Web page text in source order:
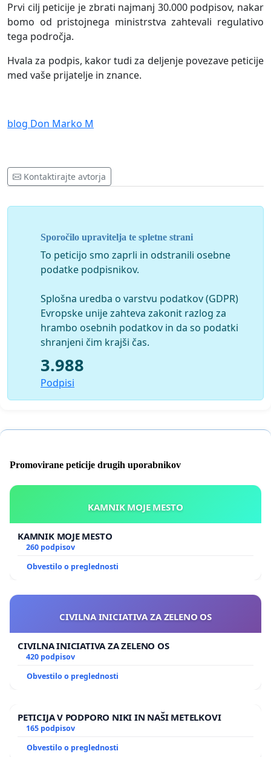
Prvi cilj peticije je zbrati najmanj 30.000 podpisov, nakar
bomo od pristojnega ministrstva zahtevali regulativo
tega področja.
Hvala za podpis, kakor tudi za deljenje povezave peticije
med vaše prijatelje in znance.
blog Don Marko M
Kontaktirajte avtorja
Sporočilo upravitelja te spletne strani
To peticijo smo zaprli in odstranili osebne
podatke podpisnikov.
Splošna uredba o varstvu podatkov (GDPR)
Evropske unije zahteva zakonit razlog za
hrambo osebnih podatkov in da so podatki
shranjeni čim krajši čas.
3.988
Podpisi
Promovirane peticije drugih uporabnikov
KAMNIK MOJE MESTO
KAMNIK MOJE MESTO
260 podpisov
Obvestilo o preglednosti
CIVILNA INICIATIVA ZA ZELENO OS
CIVILNA INICIATIVA ZA ZELENO OS
420 podpisov
Obvestilo o preglednosti
PETICIJA V PODPORO NIKI IN NAŠI METELKOVI
165 podpisov
Obvestilo o preglednosti